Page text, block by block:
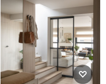
Wandfarbe, beigem Boden
und freigelegten Dachbalken
in Sonstige